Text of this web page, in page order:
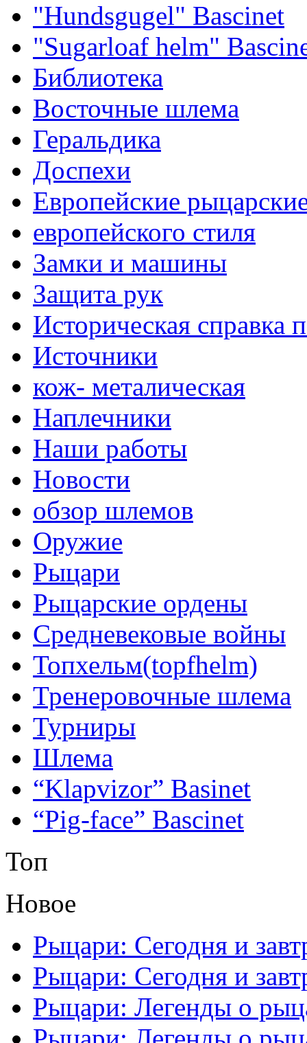
"Hundsgugel" Bascinet
"Sugarloaf helm"
Библиотека
Восточные шлема
Геральдика
Доспехи
Европейские
европейского стиля
Замки и машины
Защита рук
Историческая справка
Источники
кож- металическая
Наплечники
Наши работы
Новости
обзор шлемов
Оружие
Рыцари
Рыцарские ордены
Средневековые войны
Топхельм(topfhelm)
Тренеровочные шлема
Турниры
Шлема
“Klapvizor” Basinet
“Pig-face” Bascinet
Топ
Новое
Рыцари: Сегодня и
Рыцари: Сегодня и
Рыцари: Легенды о